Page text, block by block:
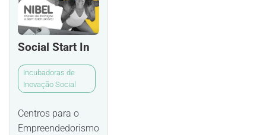
Social Start In
Incubadoras de
Inovação Social
Centros para o
Empreendedorismo